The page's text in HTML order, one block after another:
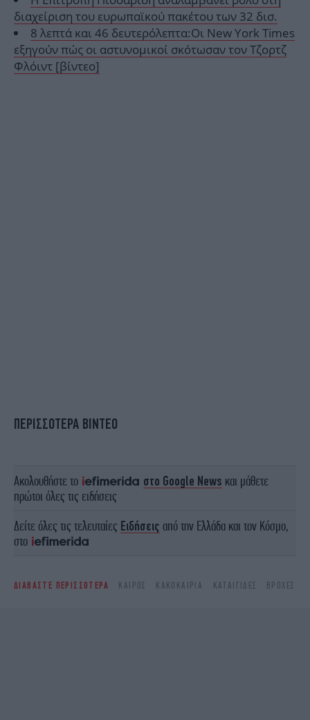
διαχείριση του ευρωπαϊκού πακέτου των 32 δισ.
8 λεπτά και 46 δευτερόλεπτα:Οι New York Times
εξηγούν πώς οι αστυνομικοί σκότωσαν τον Τζορτζ
Φλόιντ [βίντεο]
ΠΕΡΙΣΣΟΤΕΡΑ ΒΙΝΤΕΟ
Ακολουθήστε το στο Google News και μάθετε
πρώτοι όλες τις ειδήσεις
Δείτε όλες τις τελευταίες Ειδήσεις από την Ελλάδα και τον Κόσμο,
στο
ΔΙΑΒΑΣΤΕ ΠΕΡΙΣΣΟΤΕΡΑ ΚΑΙΡΌΣ ΚΑΚΟΚΑΙΡΊΑ ΚΑΤΑΙΓΊΔΕΣ ΒΡΟΧΈΣ